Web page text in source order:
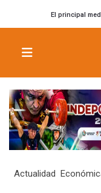
El principal
Actualidad